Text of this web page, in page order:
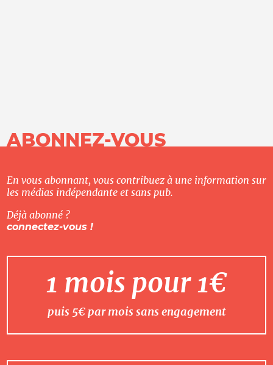
ABONNEZ-VOUS
En vous abonnant, vous contribuez à une information sur
les médias indépendante et sans pub.
Déjà abonné ?
connectez-vous !
1 mois pour 1€
puis 5€ par mois sans engagement